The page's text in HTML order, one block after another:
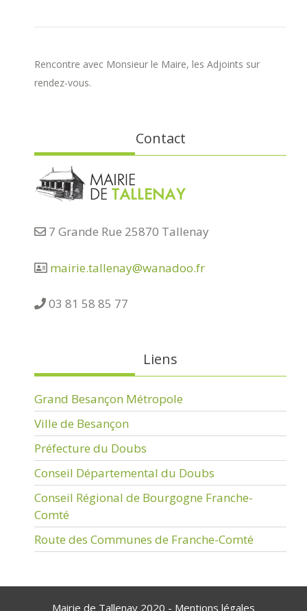
Rencontre avec Monsieur le Maire, les Adjoints sur
rendez-vous.
Contact
7 Grande Rue 25870 Tallenay
mairie.tallenay@wanadoo.fr
03 81 58 85 77
Liens
Grand Besançon Métropole
Ville de Besançon
Préfecture du Doubs
Conseil Départemental du Doubs
Conseil Régional de Bourgogne Franche-
Comté
Route des Communes de Franche-Comté
Mairie de Tallenay 2020 - Mentions légales